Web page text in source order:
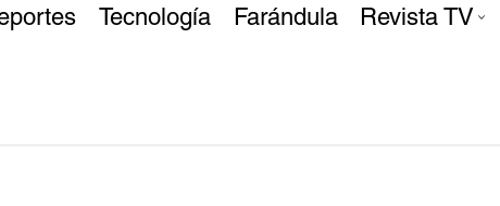
Tecnología Farándula Revista TV